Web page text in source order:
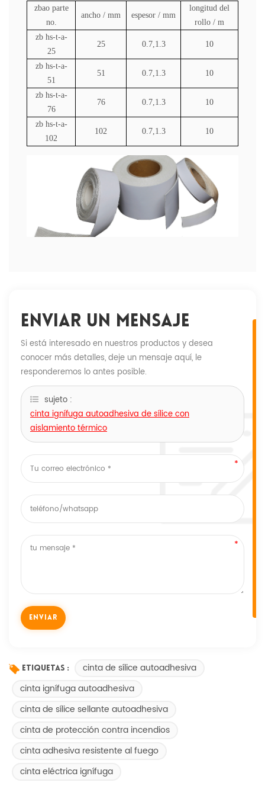
zbaoparte
no.
ancho / mm espesor / mm
longitud del
rollo / m
zbhs-t-a-
25
25 0.7,1.3 10
zbhs-t-a-
51
51 0.7,1.3 10
zbhs-t-a-
76
76 0.7,1.3 10
zbhs-t-a-
102
102 0.7,1.3 10
Enviar Un Mensaje
Si está interesado en nuestros productos y desea
conocer más detalles, deje un mensaje aquí, le
responderemos lo antes posible.
sujeto :
cinta ignífuga autoadhesiva de sílice con
aislamiento térmico
Etiquetas :
cinta de sílice autoadhesiva
cinta ignífuga autoadhesiva
cinta de sílice sellante autoadhesiva
cinta de protección contra incendios
cinta adhesiva resistente al fuego
cinta eléctrica ignífuga